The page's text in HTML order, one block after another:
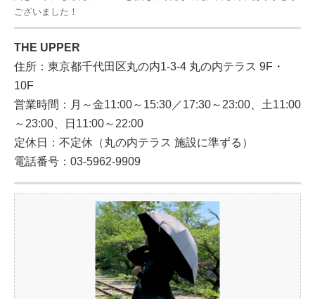
ございました！
THE UPPER
住所：東京都千代田区丸の内1-3-4 丸の内テラス 9F・
10F
営業時間：月～金11:00～15:30／17:30～23:00、土11:00
～23:00、日11:00～22:00
定休日：不定休（丸の内テラス 施設に準ずる）
電話番号：03-5962-9909